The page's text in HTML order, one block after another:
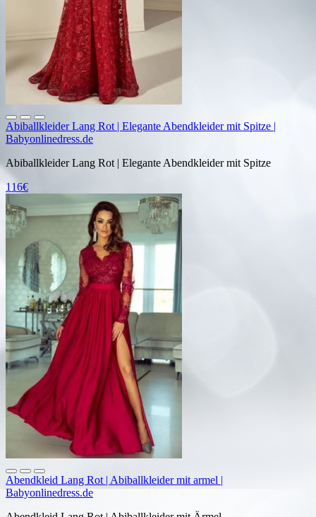
Abiballkleider Lang Rot | Elegante Abendkleider mit Spitze |
Babyonlinedress.de
Abiballkleider Lang Rot | Elegante Abendkleider mit Spitze
116€
Abendkleid Lang Rot | Abiballkleider mit armel |
Babyonlinedress.de